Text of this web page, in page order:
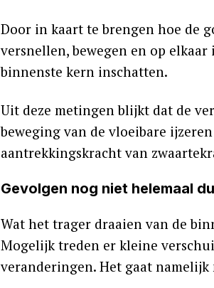
Door in kaart te brengen hoe de
versnellen, bewegen en op
binnenste kern inschatten.
Uit deze metingen blijkt dat de
beweging van de vloeibare
aantrekkingskracht van
Gevolgen nog niet helemaal
Wat het trager draaien van de
Mogelijk treden er kleine
veranderingen. Het gaat namelijk